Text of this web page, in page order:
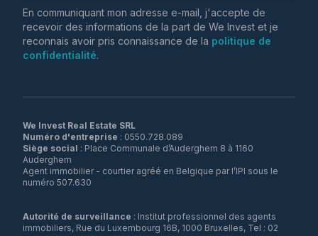
En communiquant mon adresse e-mail, j'accepte de
recevoir des informations de la part de We Invest et je
reconnais avoir pris connaissance de la politique de
confidentialité.
We Invest Real Estate SRL
Numéro d'entreprise
Siège social : Place Communale d’Auderghem 8 à 1160
Auderghem
Agent immobilier - courtier agréé en Belgique par l’IPI sous le
numéro 507.630
Autorité de surveillance : Institut professionnel des agents
immobiliers, Rue du Luxembourg 16B, 1000 Bruxelles, Tel : 02